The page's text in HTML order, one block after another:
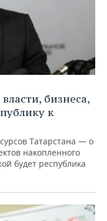
бизнеса,
к
Татарстана — о
накопленного
будет республика